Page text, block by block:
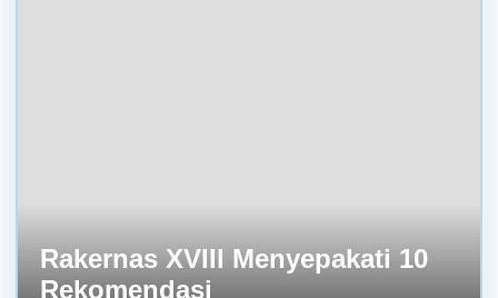
Rakernas XVIII Menyepakati 10
Rekomendasi